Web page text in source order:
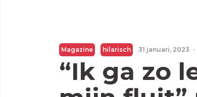
Magazine hilarisch 31 januari, 2023 ·
“Ik ga zo